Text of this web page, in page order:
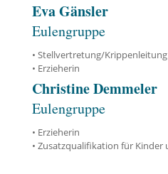
EvaGänsler
Eulengruppe
• Stellvertretung/Krippenleitung
• Erzieherin
Christine Demmeler
Eulengruppe
• Erzieherin
• Zusatzqualifikation für Kinder